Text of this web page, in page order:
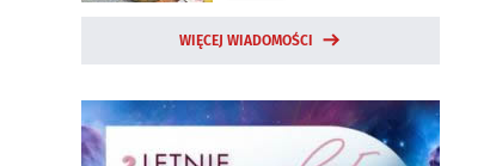
WIĘCEJ WIADOMOŚCI